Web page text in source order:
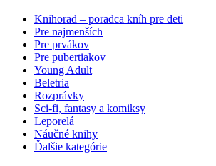
Knihorad – poradca kníh pre deti
Pre najmenších
Pre prvákov
Pre pubertiakov
Young Adult
Beletria
Rozprávky
Sci-fi, fantasy a komiksy
Leporelá
Náučné knihy
Ďalšie kategórie